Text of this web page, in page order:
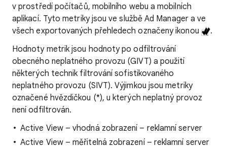
v prostředí počítačů, mobilního webu a mobilních
aplikací. Tyto metriky jsou ve službě Ad Manager a ve
všech exportovaných přehledech označeny ikonou
.
Hodnoty metrik jsou hodnoty po odfiltrování
obecného neplatného provozu (GIVT) a použití
některých technik filtrování sofistikovaného
neplatného provozu (SIVT). Výjimkou jsou metriky
označené hvězdičkou (*), u kterých neplatný provoz
není odfiltrován.
Active View – vhodná zobrazení – reklamní server
Active View – měřitelná zobrazení – reklamní server